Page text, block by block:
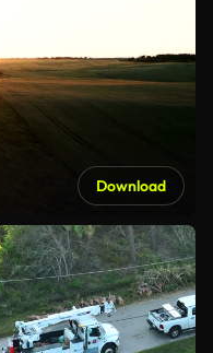
Download